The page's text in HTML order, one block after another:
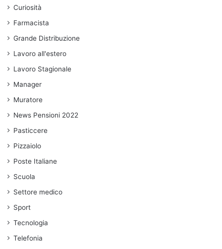
Curiosità
Farmacista
Grande Distribuzione
Lavoro all'estero
Lavoro Stagionale
Manager
Muratore
News Pensioni 2022
Pasticcere
Pizzaiolo
Poste Italiane
Scuola
Settore medico
Sport
Tecnologia
Telefonia